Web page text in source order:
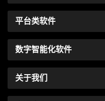
平台类软件
数字智能化软件
关于我们